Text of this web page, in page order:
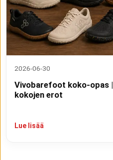
2026-06-30
Vivobarefoot koko-opas
kokojen erot
Lue lisää